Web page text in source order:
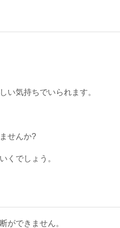
い気持ちでいられます。
せんか?
くでしょう。
ができません。